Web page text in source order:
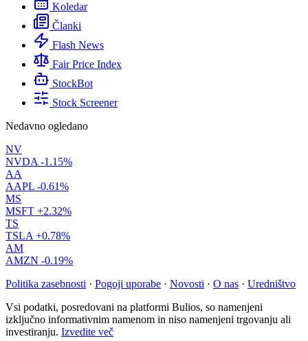
Koledar
Članki
Flash News
Fair Price Index
StockBot
Stock Screener
Nedavno ogledano
NV
NVDA -1.15%
AA
AAPL -0.61%
MS
MSFT +2.32%
TS
TSLA +0.78%
AM
AMZN -0.19%
Politika zasebnosti · Pogoji uporabe · Novosti · O nas · Uredništvo
Vsi podatki, posredovani na platformi Bulios, so namenjeni
izključno informativnim namenom in niso namenjeni trgovanju ali
investiranju. Izvedite več